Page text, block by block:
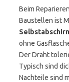
Beim
Baustellen ist
ohne
Der Draht
Typisch sind
Nachteile sind